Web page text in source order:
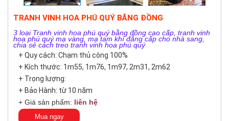
TRANH VINH HOA PHÚ QUÝ BẰNG ĐỒNG
3 loại Tranh vinh hoa phú quý bằng đồng cao cấp, tranh vinh
hoa phú quý mạ vàng, mạ tam khí đẳng cấp cho nhà sang,
chia sẻ cách treo tranh vinh hoa phú quý
+ Quy cách: Chạm thủ công 100%
+ Kích thước: 1m55, 1m76, 1m97, 2m31, 2m62
+ Trọng lượng:
+ Bảo Hành: từ 10 năm
+ Giá sản phẩm: liên hệ
Mua ngay